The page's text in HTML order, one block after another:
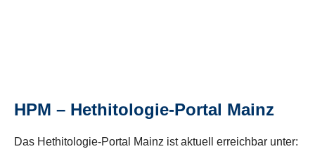
HPM – Hethitologie-Portal Mainz
Das Hethitologie-Portal Mainz ist aktuell erreichbar unter: